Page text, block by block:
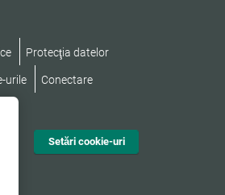
Protecţia datelor
urile Conectare
Setări cookie-uri